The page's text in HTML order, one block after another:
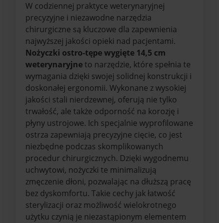
W codziennej praktyce weterynaryjnej
precyzyjne i niezawodne narzędzia
chirurgiczne są kluczowe dla zapewnienia
najwyższej jakości opieki nad pacjentami.
Nożyczki ostro-tępe wygięte 14,5 cm
weterynaryjneto narzędzie, które spełnia te
wymagania dzięki swojej solidnej konstrukcji i
doskonałej ergonomii. Wykonane z wysokiej
jakości stali nierdzewnej, oferują nie tylko
trwałość, ale także odporność na korozję i
płyny ustrojowe. Ich specjalnie wyprofilowane
ostrza zapewniają precyzyjne cięcie, co jest
niezbędne podczas skomplikowanych
procedur chirurgicznych. Dzięki wygodnemu
uchwytowi, nożyczki te minimalizują
zmęczenie dłoni, pozwalając na dłuższą pracę
bez dyskomfortu. Takie cechy jak łatwość
sterylizacji oraz możliwość wielokrotnego
użytku czynią je niezastąpionym elementem